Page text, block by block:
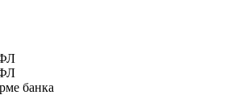
банка